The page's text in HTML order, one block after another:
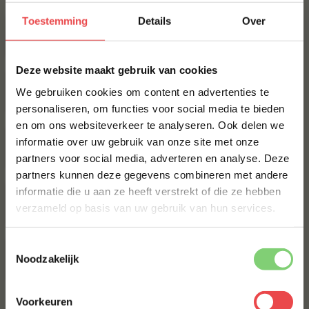
Toestemming Details Over
Deze website maakt gebruik van cookies
We gebruiken cookies om content en advertenties te
personaliseren, om functies voor social media te bieden
en om ons websiteverkeer te analyseren. Ook delen we
informatie over uw gebruik van onze site met onze
partners voor social media, adverteren en analyse. Deze
partners kunnen deze gegevens combineren met andere
informatie die u aan ze heeft verstrekt of die ze hebben
verzameld op basis van uw gebruik van hun services.
Noodzakelijk
Voorkeuren
BBQUALITY BURGERS GOURMET
GOURMETSCHAAL BBQUALITY
BBQUALITY-WORSTJE GOURMET
€ 3,-
VARKENSSCHNITZEL GOURMET
€ 2,50
€ 3,-
10% korting op je
eerste bestelling*
Schrijf je in voor onze nieuwsbrief en ontvang direct
10% korting op jouw eerste bestelling.
ACHTERNAAM